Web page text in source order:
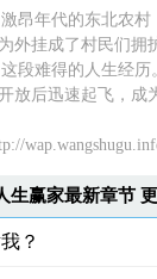
昂年代的东北农村
外挂成了村民们拥
段难得的人生经历
放后迅速起飞，成
？